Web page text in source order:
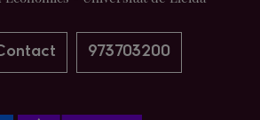
973703200